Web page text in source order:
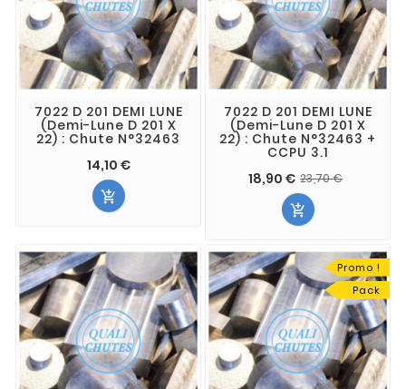
7022 D 201 DEMI LUNE
(Demi-Lune D 201 X
22) : Chute N°32463
14,10 €

7022 D 201 DEMI LUNE
(Demi-Lune D 201 X
22) : Chute N°32463 +
CCPU 3.1
18,90 € 23,70 €

Promo !
Pack